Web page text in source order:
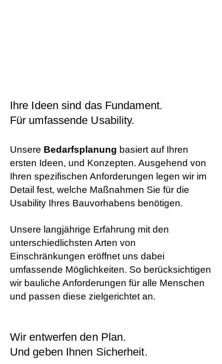
Ihre Ideen sind das Fundament.
Für umfassende Usability.
Unsere Bedarfsplanung basiert auf Ihren
ersten Ideen, und Konzepten. Ausgehend von
Ihren spezifischen Anforderungen legen wir im
Detail fest, welche Maßnahmen Sie für die
Usability Ihres Bauvorhabens benötigen.
Unsere langjährige Erfahrung mit den
unterschiedlichsten Arten von
Einschränkungen eröffnet uns dabei
umfassende Möglichkeiten. So berücksichtigen
wir bauliche Anforderungen für alle Menschen
und passen diese zielgerichtet an.
Wir entwerfen den Plan.
Und geben Ihnen Sicherheit.